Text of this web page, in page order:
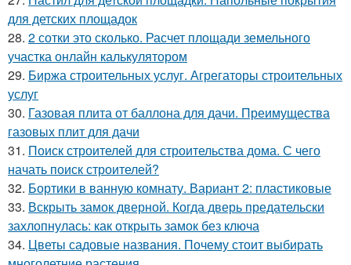
для детских площадок
28. 2 сотки это сколько. Расчет площади земельного
участка онлайн калькулятором
29. Биржа строительных услуг. Агрегаторы строительных
услуг
30. Газовая плита от баллона для дачи. Преимущества
газовых плит для дачи
31. Поиск строителей для строительства дома. С чего
начать поиск строителей?
32. Бортики в ванную комнату. Вариант 2: пластиковые
33. Вскрыть замок дверной. Когда дверь предательски
захлопнулась: как открыть замок без ключа
34. Цветы садовые названия. Почему стоит выбирать